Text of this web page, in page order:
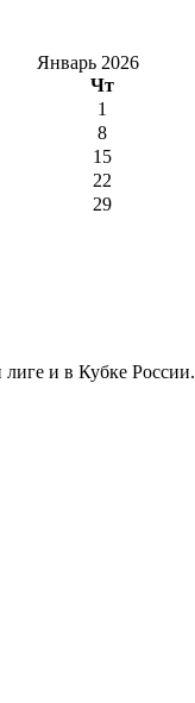
Январь 2026
Чт
1
8
15
22
29
и в Кубке России.